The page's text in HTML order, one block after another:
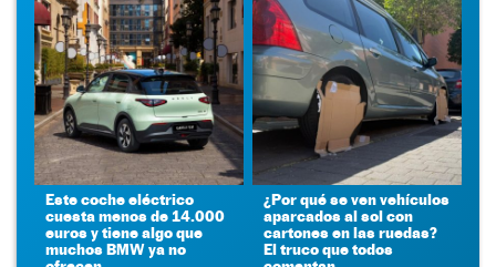
Este coche eléctrico
cuesta menos de 14.000
euros y tiene algo que
muchos BMW ya no
¿Por qué se ven vehículos
aparcados al sol con
cartones en las ruedas?
El truco que todos